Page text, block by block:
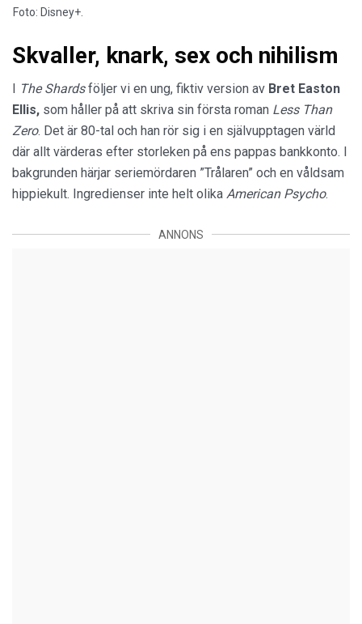
Foto: Disney+.
Skvaller, knark, sex och nihilism
I The Shardsföljer vi en ung, fiktiv version av Bret Easton
Ellis, som håller på att skriva sin första roman Less Than
Zero. Det är 80-tal och han rör sig i en självupptagen värld
där allt värderas efter storleken på ens pappas bankkonto. I
bakgrunden härjar seriemördaren ”Trålaren” och en våldsam
hippiekult. Ingredienser inte helt olika American Psycho.
ANNONS